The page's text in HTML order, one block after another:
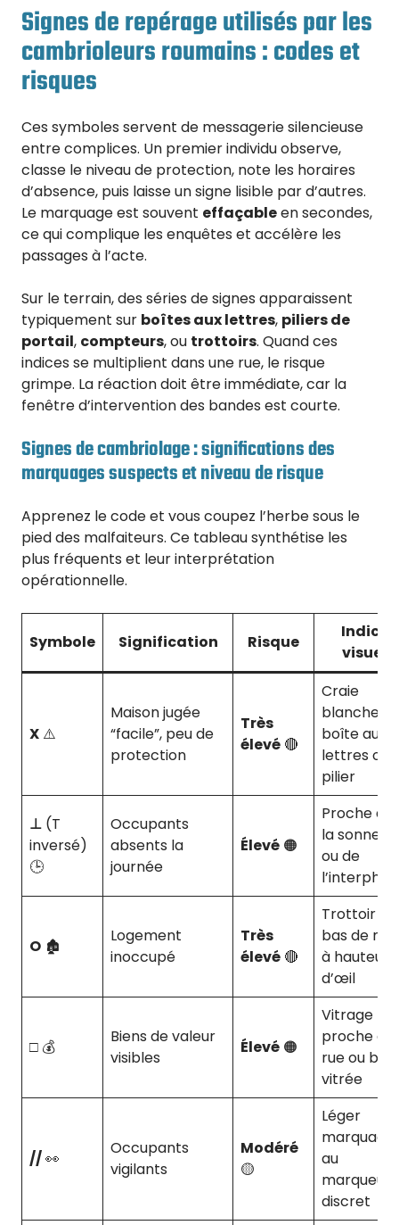
Signes de repérage utilisés par les
cambrioleurs roumains : codes et
risques
Ces symboles servent de messagerie silencieuse
entre complices. Un premier individu observe,
classe le niveau de protection, note les horaires
d’absence, puis laisse un signe lisible par d’autres.
Le marquage est souvent effaçableen secondes,
ce qui complique les enquêtes et accélère les
passages à l’acte.
Sur le terrain, des séries de signes apparaissent
typiquement sur boîtes aux lettres, piliers de
portail, compteurs, ou trottoirs. Quand ces
indices se multiplient dans une rue, le risque
grimpe. La réaction doit être immédiate, car la
fenêtre d’intervention des bandes est courte.
Signes de cambriolage : significations des
marquages suspects et niveau de risque
Apprenez le code et vous coupez l’herbe sous le
pied des malfaiteurs. Ce tableau synthétise les
plus fréquents et leur interprétation
opérationnelle.
Symbole Signification Risque
Indice
visuel
X ⚠️
Maison jugée
“facile”, peu de
protection
Très
élevé 🔴
Craie
blanche
boîte aux
lettres ou
pilier
⊥ (T
inversé)
🕒
Occupants
absents la
journée
Élevé 🟠
Proche de
la
ou de
O 🏚️
Logement
inoccupé
Très
élevé 🔴
Trottoir ou
bas de
à hauteur
d’œil
□ 💰
Biens de valeur
visibles
Élevé 🟠
Vitrage
proche de
rue ou baie
vitrée
//👀
Occupants
vigilants
Modéré
🟡
Léger
marquage
au
marqueur
discret